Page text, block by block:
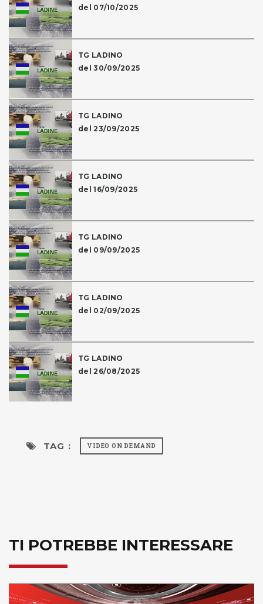
del 07/10/2025
TG LADINO
del 30/09/2025
TG LADINO
del 23/09/2025
TG LADINO
del 16/09/2025
TG LADINO
del 09/09/2025
TG LADINO
del 02/09/2025
TG LADINO
del 26/08/2025
TAG : VIDEO ON DEMAND
TI POTREBBE INTERESSARE